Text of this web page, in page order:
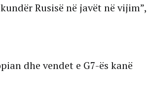
Rusisë në javët në vijim”,
dhe vendet e G7-ës kanë